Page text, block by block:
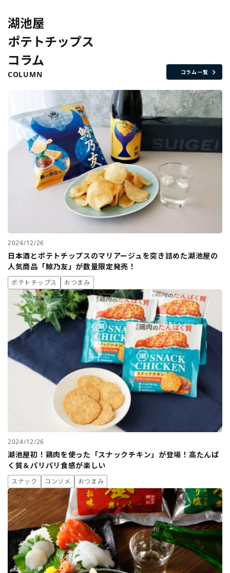
湖池屋
ポテトチップス
コラム
COLUMN コラム一覧
2024/12/26
日本酒とポテトチップスのマリアージュを突き詰めた湖池屋の
人気商品「鯨乃友」が数量限定発売！
ポテトチップス おつまみ
2024/12/26
湖池屋初！鶏肉を使った「スナックチキン」が登場！高たんぱ
く質＆パリパリ食感が楽しい
スナック コンソメ おつまみ